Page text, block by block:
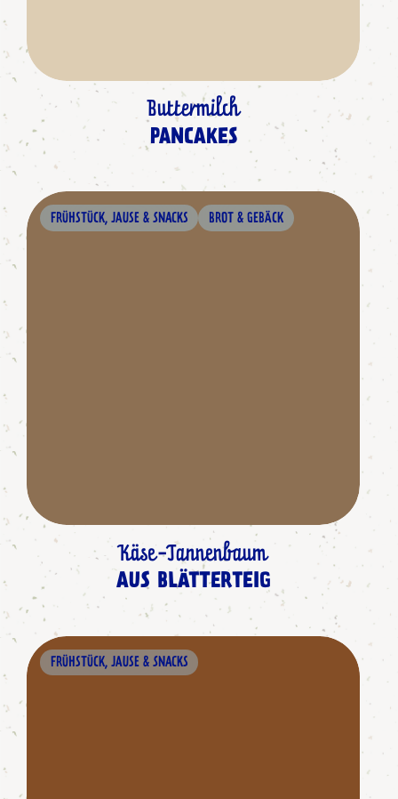
Buttermilch
PANCAKES
FRÜHSTÜCK, JAUSE & SNACKS BROT & GEBÄCK
Käse-Tannenbaum
AUS BLÄTTERTEIG
FRÜHSTÜCK, JAUSE & SNACKS